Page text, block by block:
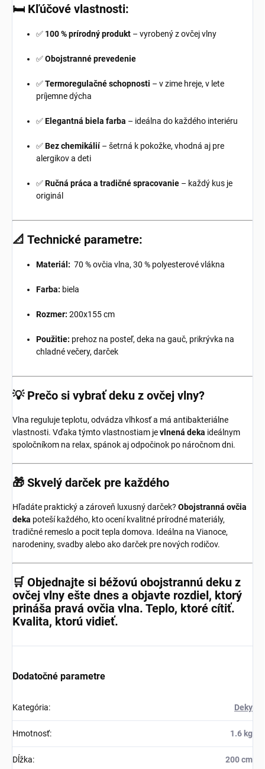
🛏️ Kľúčové vlastnosti:
✅ 100 % prírodný produkt – vyrobený z ovčej vlny
✅Obojstranné prevedenie
✅Termoregulačné schopnosti – v zime hreje, v lete
príjemne dýcha
✅Elegantná biela farba – ideálna do každého interiéru
✅Bez chemikálií – šetrná k pokožke, vhodná aj pre
alergikov a deti
✅Ručná práca a tradičné spracovanie – každý kus je
originál
📐 Technické parametre:
Materiál: 70 % ovčia vlna, 30 % polyesterové vlákna
Farba: biela
Rozmer: 200x155 cm
Použitie: prehoz na posteľ, deka na gauč, prikrývka na
chladné večery, darček
💡 Prečo si vybrať deku z ovčej vlny?
Vlna reguluje teplotu, odvádza vlhkosť a má antibakteriálne
vlastnosti. Vďaka týmto vlastnostiam jevlnená deka ideálnym
spoločníkom na relax, spánok aj odpočinok po náročnom dni.
🎁 Skvelý darček pre každého
Hľadáte praktický a zároveň luxusný darček? Obojstranná ovčia
deka poteší každého, kto ocení kvalitné prírodné materiály,
tradičné remeslo a pocit tepla domova. Ideálna na Vianoce,
narodeniny, svadby alebo ako darček pre nových rodičov.
🛒 Objednajte si béžovú obojstrannú deku z
ovčej vlny ešte dnes a objavte rozdiel, ktorý
prináša pravá ovčia vlna. Teplo, ktoré cítiť.
Kvalita, ktorú vidieť.
Dodatočné parametre
Kategória: Deky
Hmotnosť: 1.6 kg
Dĺžka: 200 cm